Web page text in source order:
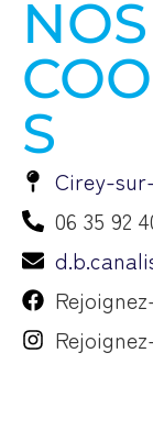
NOS
S
Cirey-
06 35 92